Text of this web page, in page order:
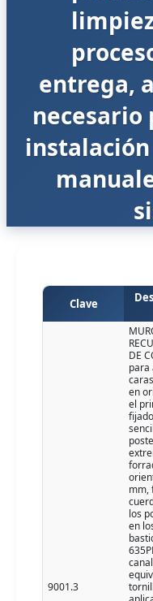
entrega,
necesario
Clave
9001.3
DE
para
en
el
mm,
los
en